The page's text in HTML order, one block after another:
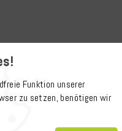
Funktion unserer
zu setzen, benötigen wir